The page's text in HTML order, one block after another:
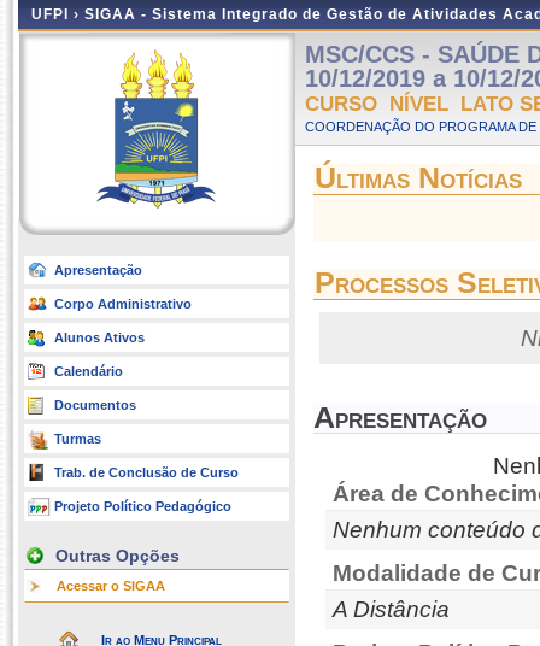
UFPI › SIGAA - Sistema Integrado de Gestão de Atividades
Apresentação
Corpo Administrativo
Alunos Ativos
Calendário
Documentos
Turmas
Trab. de Conclusão de Curso
Projeto Político Pedagógico
Outras Opções
Acessar o SIGAA
Ir ao Menu Principal
MSC/CCS - SAÚDE
10/12/2019 a 10/12/
CURSO NÍVEL LATO
COORDENAÇÃO DO PROGRAMA
Últimas Notícias
Processos
Apresentação
Área de
Nenhum conteúdo
Modalidade de
A Distância